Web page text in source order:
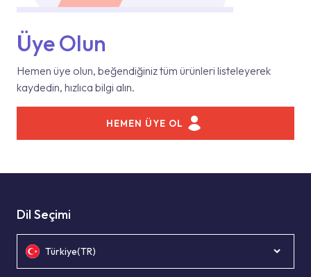
Üye Olun
Hemen üye olun, beğendiğiniz tüm ürünleri listeleyerek
kaydedin, hızlıca bilgi alın.
HEMEN ÜYE OL
Dil Seçimi
Türkiye(TR)